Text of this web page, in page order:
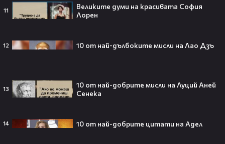
11
Великите думи на красивата София
Лорен
12 10 от най-дълбоките мисли на Лао Дзъ
13
10 от най-добрите мисли на Луций Аней
Сенека
14 10 от най-добрите цитати на Адел
55 милиарда по-късно: EA вече
официално е собственост на
Barbie 2 има краен срок до 2026,
който трябва да спази, иначе